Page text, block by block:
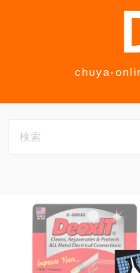
chuya-